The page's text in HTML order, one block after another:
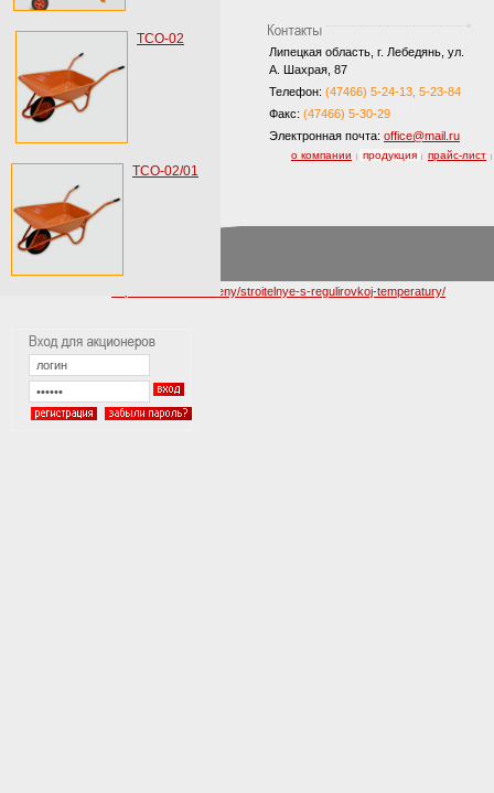
ТСО-02
ТСО-02/01
Липецкая область, г. Лебедянь, ул.
А. Шахрая, 87
Телефон: (47466) 5-24-13, 5-23-84
Факс: (47466) 5-30-29
Электронная почта: office@mail.ru
о компании | продукция | прайс-лист |
http://www.weldi.ru/feny/stroitelnye-s-regulirovkoj-temperatury/